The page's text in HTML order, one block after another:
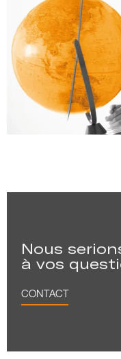
Nous
à vos
CONTACT